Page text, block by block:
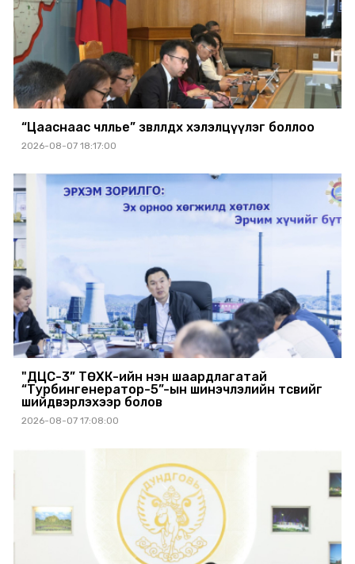
“Цааснаас чөлөөлье” зөвлөлдөх хэлэлцүүлэг боллоо
2026-08-07 18:17:00
"ДЦС-3” ТӨХК-ийн нэн шаардлагатай
“Турбингенератор-5”-ын шинэчлэлийн төсвийг
шийдвэрлэхээр болов
2026-08-07 17:08:00